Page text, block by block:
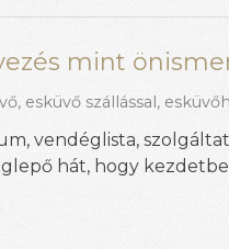
mint
, esküvő szállással ,
vendéglista,
hát, hogy